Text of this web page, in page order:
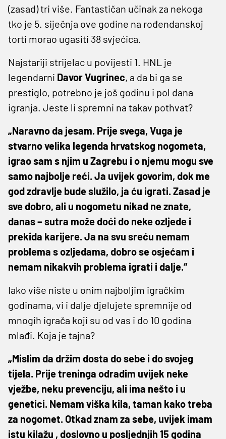
(zasad) tri više. Fantastičan učinak za nekoga
tko je 5. siječnja ove godine na rođendanskoj
torti morao ugasiti 38 svjećica.
Najstariji strijelac u povijesti 1. HNL je
legendarni Davor Vugrinec, a da bi ga se
prestiglo, potrebno je još godinu i pol dana
igranja. Jeste li spremni na takav pothvat?
„Naravno da jesam. Prije svega, Vuga je
stvarno velika legenda hrvatskog nogometa,
igrao sam s njim u Zagrebu i o njemu mogu sve
samo najbolje reći. Ja uvijek govorim, dok me
god zdravlje bude služilo, ja ću igrati. Zasad je
sve dobro, ali u nogometu nikad ne znate,
danas – sutra može doći do neke ozljede i
prekida karijere. Ja na svu sreću nemam
problema s ozljedama, dobro se osjećam i
nemam nikakvih problema igrati i dalje.“
Iako više niste u onim najboljim igračkim
godinama, vi i dalje djelujete spremnije od
mnogih igrača koji su od vas i do 10 godina
mlađi. Koja je tajna?
„Mislim da držim dosta do sebe i do svojeg
tijela. Prije treninga odradim uvijek neke
vježbe, neku prevenciju, ali ima nešto i u
genetici. Nemam viška kila, taman kako treba
za nogomet. Otkad znam za sebe, uvijek imam
istu kilažu , doslovno u posljednjih 15 godina